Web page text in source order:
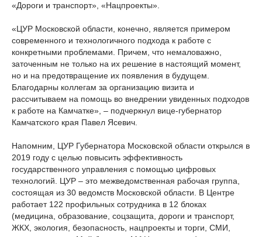
«Дороги и транспорт», «Нацпроекты».
«ЦУР Московской области, конечно, является примером
современного и технологичного подхода к работе с
конкретными проблемами. Причем, что немаловажно,
заточенным не только на их решение в настоящий момент,
но и на предотвращение их появления в будущем.
Благодарны коллегам за организацию визита и
рассчитываем на помощь во внедрении увиденных подходов
к работе на Камчатке», – подчеркнул вице-губернатор
Камчатского края Павел Ясевич.
Напомним, ЦУР Губернатора Московской области открылся в
2019 году с целью повысить эффективность
государственного управления с помощью цифровых
технологий. ЦУР – это межведомственная рабочая группа,
состоящая из 30 ведомств Московской области. В Центре
работает 122 профильных сотрудника в 12 блоках
(медицина, образование, соцзащита, дороги и транспорт,
ЖКХ, экология, безопасность, нацпроекты и торги, СМИ,